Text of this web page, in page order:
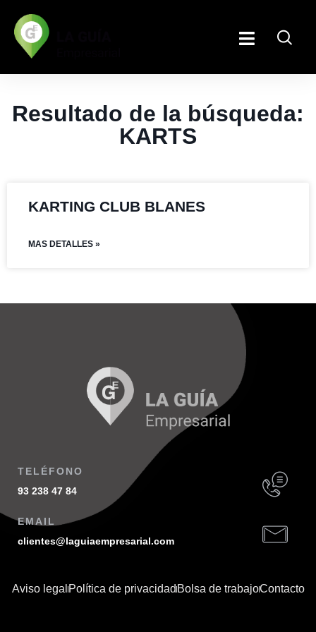
Resultado de la búsqueda:
KARTS
KARTING CLUB BLANES
MAS DETALLES »
TELÉFONO
93 238 47 84
EMAIL
clientes@laguiaempresarial.com
Aviso legal Política de privacidadBolsa de trabajoContacto